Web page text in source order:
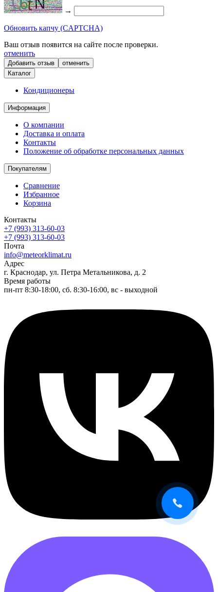
→
Обновить капчу (CAPTCHA)
Ваш отзыв появится на сайте после проверки.
отменить
отменить
Каталог
Кондиционеры
Информация
О компании
Доставка и оплата
Контакты
Положение об обработке персональных данных
Покупателям
Сравнение
Избранное
Корзина
Контакты
+7 (993) 313-60-03
+7 (993) 313-60-03
Почта
info@meteorklimat.ru
Адрес
г. Краснодар, ул. Петра Метальникова, д. 2
Время работы
пн-пт 8:30-18:00, сб. 8:30-16:00, вс - выходной